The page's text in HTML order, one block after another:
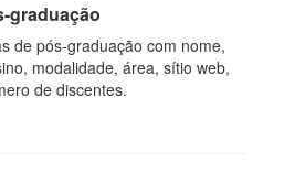
graduação
de pós-graduação com nome,
modalidade, área, sítio web,
de discentes.